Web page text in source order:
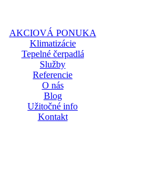
AKCIOVÁ PONUKA
Klimatizácie
Tepelné čerpadlá
Služby
Referencie
O nás
Blog
Užitočné info
Kontakt